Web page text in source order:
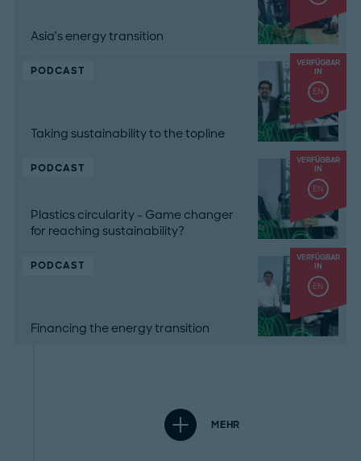
Asia’s energy transition
VERFÜGBAR
IN
EN
PODCAST
Taking sustainability to the topline
VERFÜGBAR
IN
EN
PODCAST
Plastics circularity - Game changer
for reaching sustainability?
VERFÜGBAR
IN
EN
PODCAST
Financing the energy transition
MEHR